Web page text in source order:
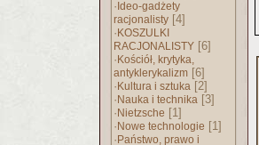
· Ideo-gadżety
racjonalisty [4]
· KOSZULKI
RACJONALISTY [6]
· Kościół, krytyka,
antyklerykalizm [6]
· Kultura i sztuka [2]
· Nauka i technika [3]
· Nietzsche [1]
· Nowe technologie [1]
· Państwo, prawo i